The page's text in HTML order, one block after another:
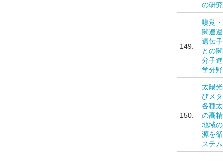
の研
149.
嗅覚
関連
遺伝
との
分子
学分
150.
太陽
びメ
各種
の高
地域
源を
ステム